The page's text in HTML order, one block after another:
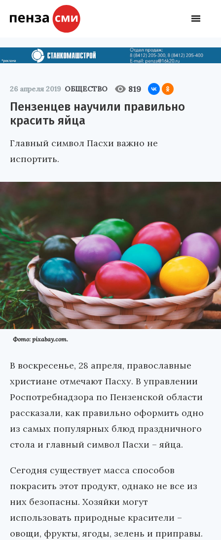
26 апреля 2019 ОБЩЕСТВО 819
Пензенцев научили правильно
красить яйца
Главный символ Пасхи важно не
испортить.
Фото: pixabay.com.
В воскресенье, 28 апреля, православные
христиане отмечают Пасху. В управлении
Роспотребнадзора по Пензенской области
рассказали, как правильно оформить одно
из самых популярных блюд праздничного
стола и главный символ Пасхи – яйца.
Сегодня существует масса способов
покрасить этот продукт, однако не все из
них безопасны. Хозяйки могут
использовать природные красители –
овощи, фрукты, ягоды, зелень и приправы.